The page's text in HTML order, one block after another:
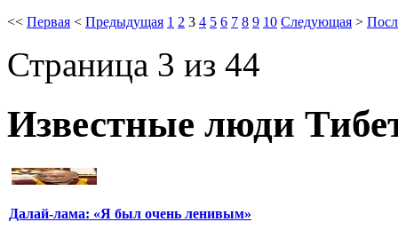
<< Первая < Предыдущая 1 2 3 4 5 6 7 8 9 10 Следующая >
Страница 3 из 44
Известные люди
Далай-лама: «Я был очень ленивым»